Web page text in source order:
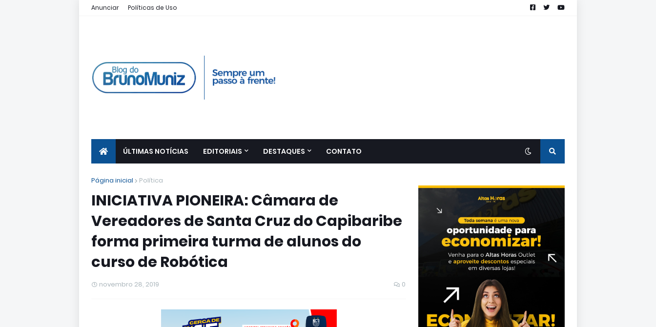
Anunciar Políticas de Uso
ÚLTIMAS NOTÍCIAS EDITORIAIS DESTAQUES CONTATO
Página inicial Política
INICIATIVA PIONEIRA: Câmara de
Vereadores de Santa Cruz do Capibaribe
forma primeira turma de alunos do
curso de Robótica
novembro 28, 2019 0